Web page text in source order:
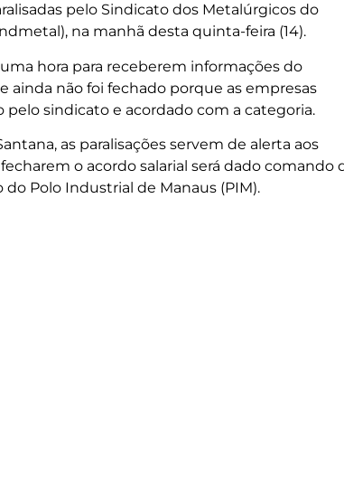
pelo Sindicato dos Metalúrgicos do
na manhã desta quinta-feira (14).
hora para receberem informações do
ainda não foi fechado porque as empresas
sindicato e acordado com a categoria.
as paralisações servem de alerta aos
o acordo salarial será dado comando
Polo Industrial de Manaus (PIM).